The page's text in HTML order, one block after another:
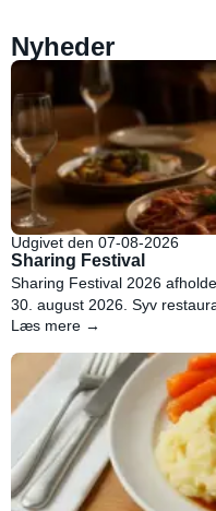
Nyheder
Udgivet den 07-08-2026
Sharing Festival
Sharing Festival 2026
30. august 2026. Syv
Læs mere →